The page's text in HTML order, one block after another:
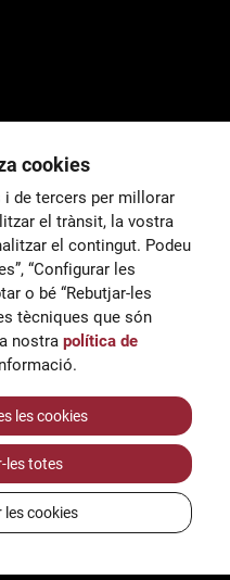
Privacitat
cookies
de tercers per millorar
el trànsit, la vostra
el contingut. Podeu
“Configurar les
o bé “Rebutjar-les
tècniques que són
nostra política de
les cookies
les totes
cookies